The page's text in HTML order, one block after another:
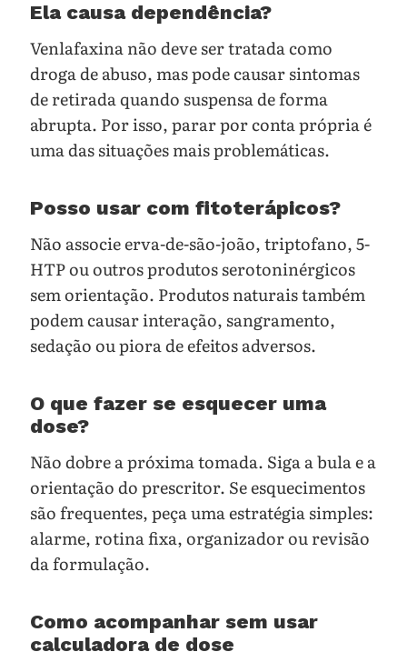
Ela causa dependência?
Venlafaxina não deve ser tratada como
droga de abuso, mas pode causar sintomas
de retirada quando suspensa de forma
abrupta. Por isso, parar por conta própria é
uma das situações mais problemáticas.
Posso usar com fitoterápicos?
Não associe erva-de-são-joão, triptofano, 5-
HTP ou outros produtos serotoninérgicos
sem orientação. Produtos naturais também
podem causar interação, sangramento,
sedação ou piora de efeitos adversos.
O que fazer se esquecer uma
dose?
Não dobre a próxima tomada. Siga a bula e a
orientação do prescritor. Se esquecimentos
são frequentes, peça uma estratégia simples:
alarme, rotina fixa, organizador ou revisão
da formulação.
Como acompanhar sem usar
calculadora de dose